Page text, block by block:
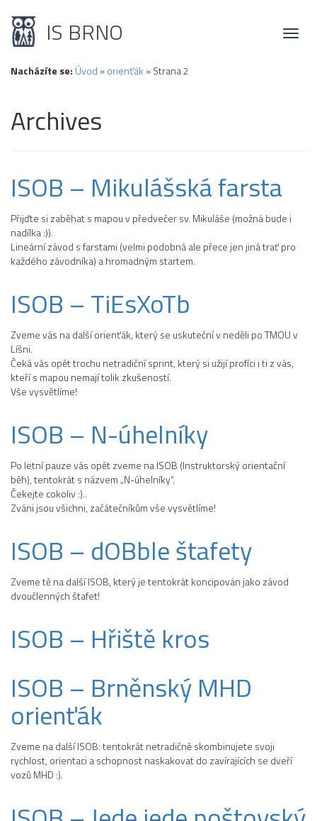
Toggle
IS BRNO
Nacházíte se: Úvod »orienťák »Strana 2
Archives
ISOB – Mikulášská farsta
Přijďte si zaběhat s mapou v předvečer sv. Mikuláše (možná bude i
nadílka :)).
Lineární závod s farstami (velmi podobná ale přece jen jiná trať pro
každého závodníka) a hromadným startem.
ISOB – TiEsXoTb
Zveme vás na další orienťák, který se uskuteční v neděli po TMOU v
Líšni.
Čeká vás opět trochu netradiční sprint, který si užijí profíci i ti z vás,
kteří s mapou nemají tolik zkušeností.
Vše vysvětlíme!
ISOB – N-úhelníky
Po letní pauze vás opět zveme na ISOB (Instruktorský orientační
běh), tentokrát s názvem „N-úhelníky“.
Čekejte cokoliv :)..
Zváni jsou všichni, začátečníkům vše vysvětlíme!
ISOB – dOBble štafety
Zveme tě na další ISOB, který je tentokrát koncipován jako závod
dvoučlenných štafet!
ISOB – Hřiště kros
ISOB – Brněnský MHD
orienťák
Zveme na další ISOB: tentokrát netradičně skombinujete svoji
rychlost, orientaci a schopnost naskakovat do zavírajících se dveří
vozů MHD :).